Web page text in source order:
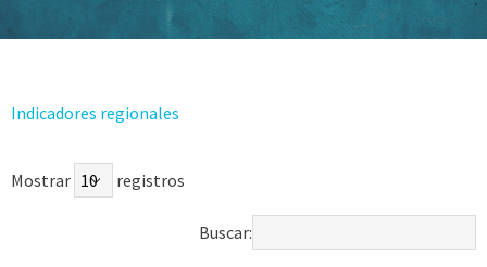
Indicadores regionales
Mostrar registros
Buscar: